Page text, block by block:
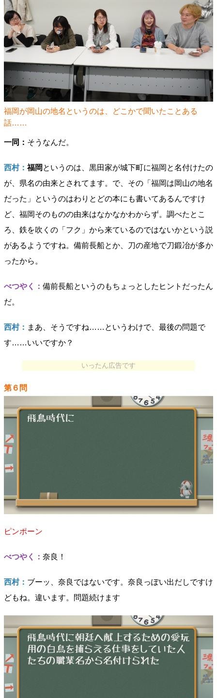
福岡が岡山の地名というのは、どこかで聞いたことある
話……
一同： そうなんだ。
西村：福岡 というのは、黒田家が城下町に福岡と名付けたの
が、県名の由来とされてます。で、その「福岡は岡山の地名
だった」というのはわりとどの本にも書いてあるんですけ
ど、福岡そのものの由来はなかなかわからず。調べたとこ
ろ、鉄を吹くの「フク」から来ているのではないかという説
があるようですね。備前長船とか、刀の産地で刀鍛冶が多か
ったから。
べつやく： 備前長船というのもちょっとしたヒントだったん
だ。
西村： まあ、そうですね……というわけで、最後の問題で
す……いいですか？
いったん広告です
第６問
ピンポーン
べつやく： 奈良！
西村： ブーッ、奈良ではないです。奈良っぽい出だしですけ
どもね。違います。問題続けます